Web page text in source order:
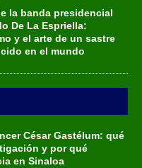
la banda presidencial
De La Espriella:
y el arte de un sastre
en el mundo
César Gastélum: qué
y por qué
en Sinaloa